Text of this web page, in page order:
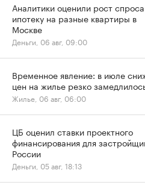
Аналитики оценили рост
ипотеку на разные квартиры в
Москве
Деньги, 06 авг, 09:00
Временное явление: в июле
цен на жилье резко
Жилье, 06 авг, 06:00
ЦБ оценил ставки проектного
финансирования для
России
Деньги, 05 авг, 18:13